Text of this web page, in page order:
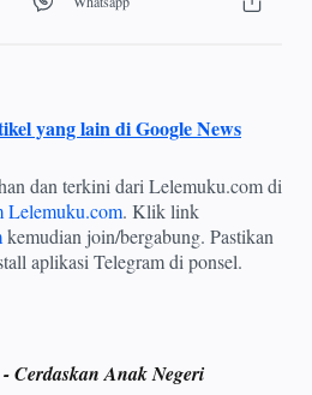
yang lain di Google News
dan terkini dari Lelemuku.com di
Lelemuku.com. Klik link
kemudian join/bergabung. Pastikan
aplikasi Telegram di ponsel.
Cerdaskan Anak Negeri